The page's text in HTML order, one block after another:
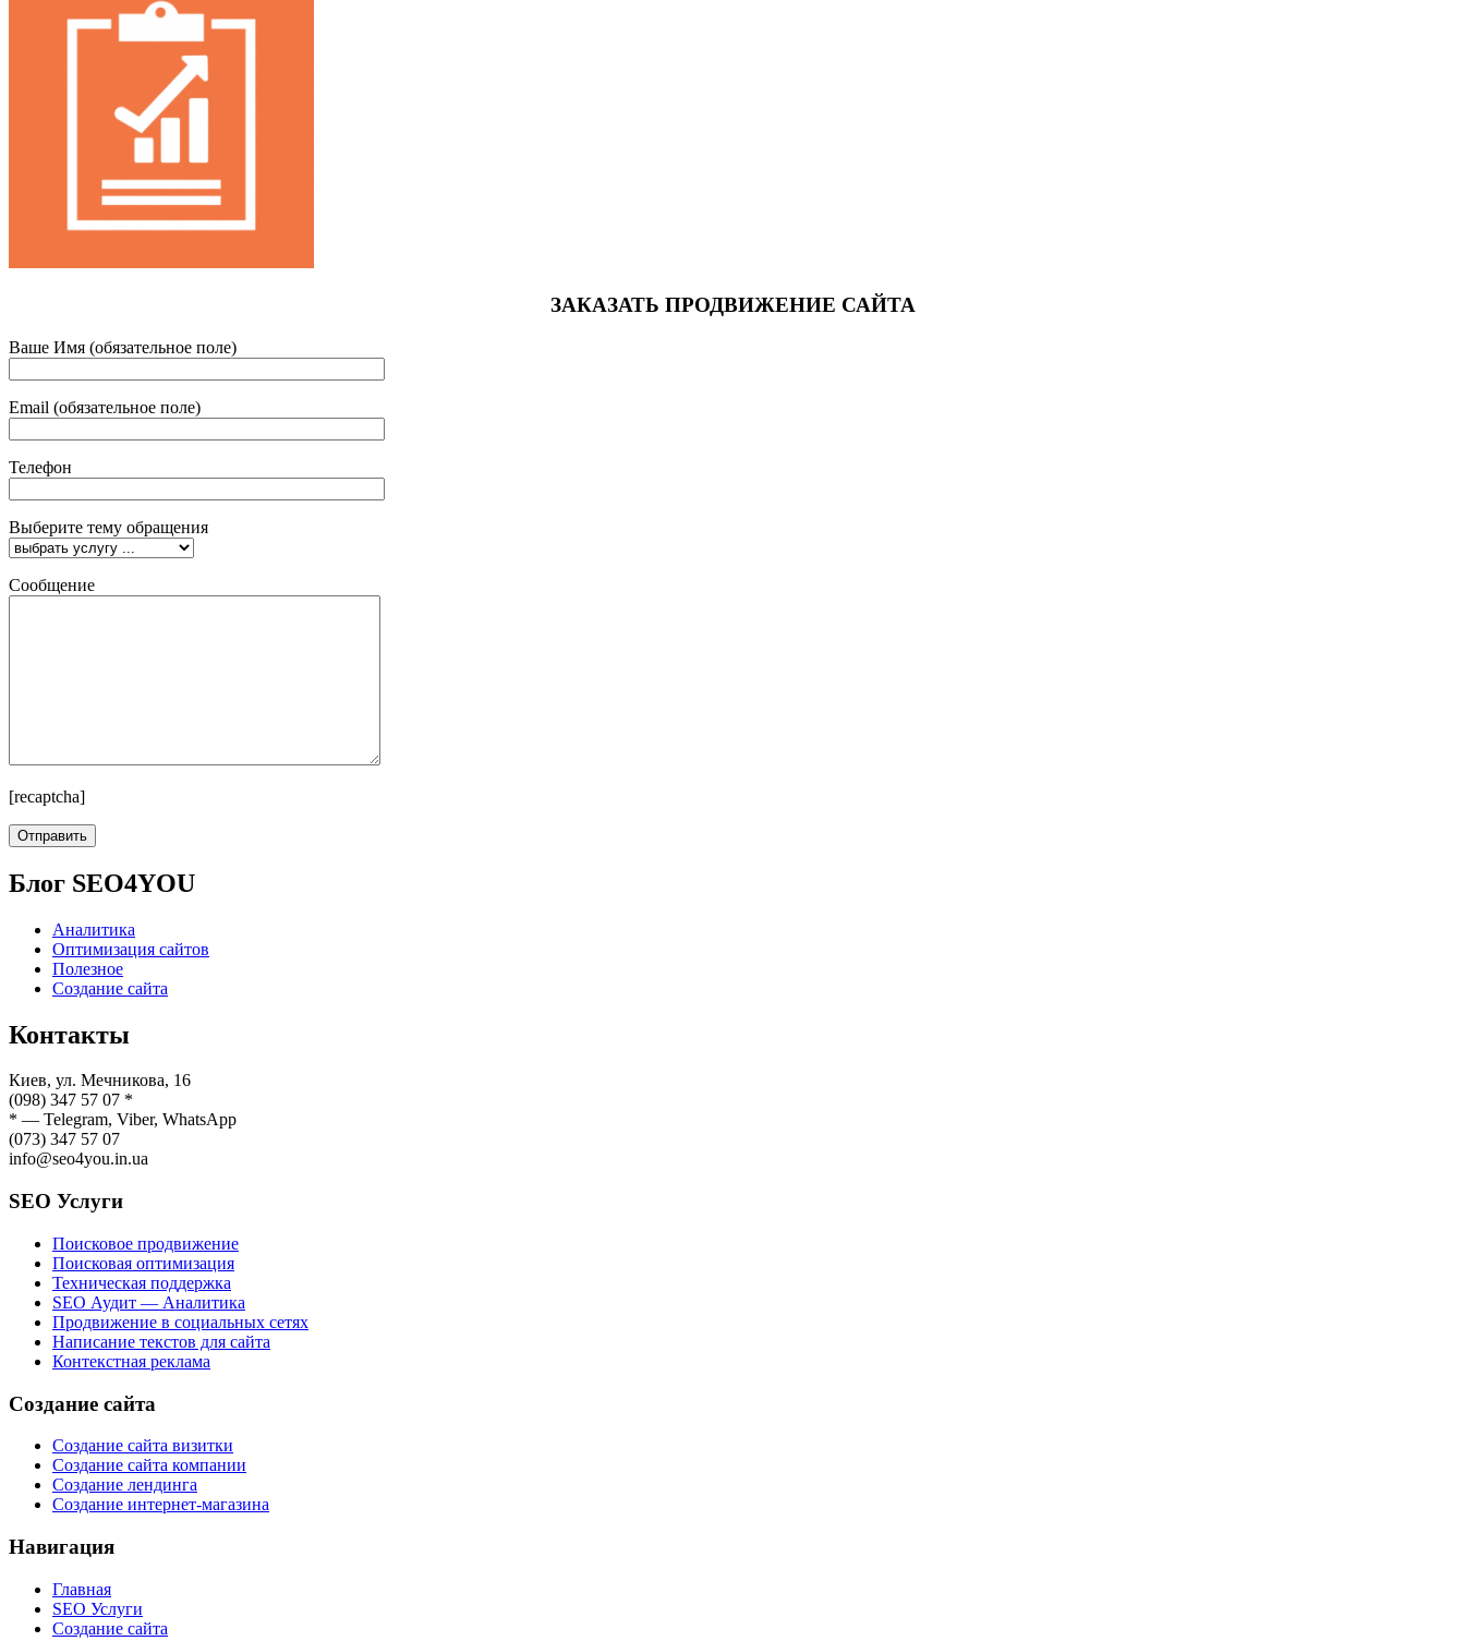
ЗАКАЗАТЬ ПРОДВИЖЕНИЕ САЙТА
Ваше Имя (обязательное поле)
Email (обязательное поле)
Телефон
Выберите тему обращения
Сообщение
[recaptcha]
Блог SEO4YOU
Аналитика
Оптимизация сайтов
Полезное
Создание сайта
Контакты
Киев, ул. Мечникова, 16
(098) 347 57 07 *
* — Telegram, Viber, WhatsApp
(073) 347 57 07
info@seo4you.in.ua
SEO Услуги
Поисковое продвижение
Поисковая оптимизация
Техническая поддержка
SEO Аудит — Аналитика
Продвижение в социальных сетях
Написание текстов для сайта
Контекстная реклама
Создание сайта
Создание сайта визитки
Создание сайта компании
Создание лендинга
Создание интернет-магазина
Навигация
Главная
SEO Услуги
Создание сайта